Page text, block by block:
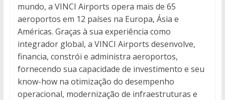
mundo, a VINCI Airports opera mais de 65
aeroportos em 12 países na Europa, Ásia e
Américas. Graças à sua experiência como
integrador global, a VINCI Airports desenvolve,
financia, constrói e administra aeroportos,
fornecendo sua capacidade de investimento e seu
know-how na otimização do desempenho
operacional, modernização de infraestruturas e